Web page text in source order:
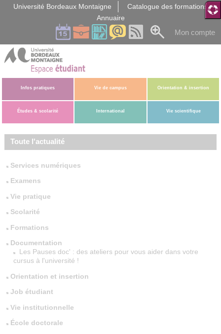
Université Bordeaux Montaigne
Catalogue des formations
Annuaire
Mon compte
Infos pratiques Vie de campus Orientation & insertion
Études & scolarité International Vie scientifique
Toute l'actualité
Services numériques
Examens
Vie pratique
Scolarité
Formations
Documentation
Les Pauses doc' : des ateliers pour vous aider dans votre
cursus à l'université !
Orientation et insertion
Job étudiant
Vie institutionnelle
École doctorale
Gestion des cookies